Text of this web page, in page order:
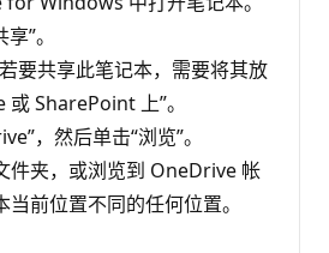
”。
要共享此笔记本，需要将其放
SharePoint 上”。
，然后单击“浏览”。
件夹，或浏览到 OneDrive 帐
当前位置不同的任何位置。